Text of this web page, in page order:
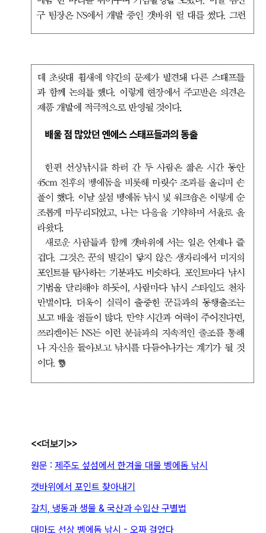
<<더보기>>
원문 : 제주도 섶섬에서 한겨울 대물 벵에돔 낚시
갯바위에서 포인트 찾아내기
갈치, 냉동과 생물 & 국산과 수입산 구별법
대마도 선상 벵에돔 낚시 - 오짜 걸었다